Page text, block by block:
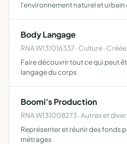
l'environnement naturel et
entendus…
Body Langage
RNA W131016337 · Culture ·
Faire découvrir tout ce qui peut
langage du corps
Boomi's Production
RNA W131008273 · Autres et
Représenter et réunir des fonds
métrages